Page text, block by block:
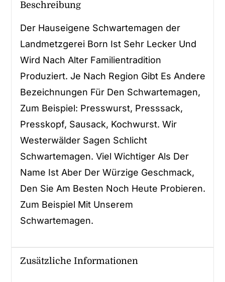
Beschreibung
Der Hauseigene Schwartemagen der
Landmetzgerei Born Ist Sehr Lecker Und
Wird Nach Alter Familientradition
Produziert. Je Nach Region Gibt Es Andere
Bezeichnungen Für Den Schwartemagen,
Zum Beispiel: Presswurst, Presssack,
Presskopf, Sausack, Kochwurst. Wir
Westerwälder Sagen Schlicht
Schwartemagen. Viel Wichtiger Als Der
Name Ist Aber Der Würzige Geschmack,
Den Sie Am Besten Noch Heute Probieren.
Zum Beispiel Mit Unserem
Schwartemagen.
Zusätzliche Informationen